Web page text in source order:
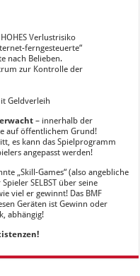
Verlustrisiko
ferngesteuerte“
nach Belieben.
zur Kontrolle der
Geldverleih
– innerhalb der
auf öffentlichem Grund!
es kann das Spielprogramm
angepasst werden!
„Skill-Games“ (also angebliche
SELBST über seine
viel er gewinnt! Das BMF
Geräten ist Gewinn oder
abhängig!